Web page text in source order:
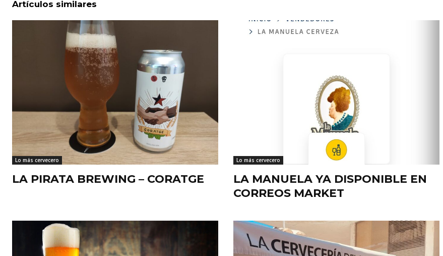
Artículos similares
Lo más cervecero
LA PIRATA BREWING – CORATGE
Lo más cervecero
LA MANUELA YA DISPONIBLE EN
CORREOS MARKET